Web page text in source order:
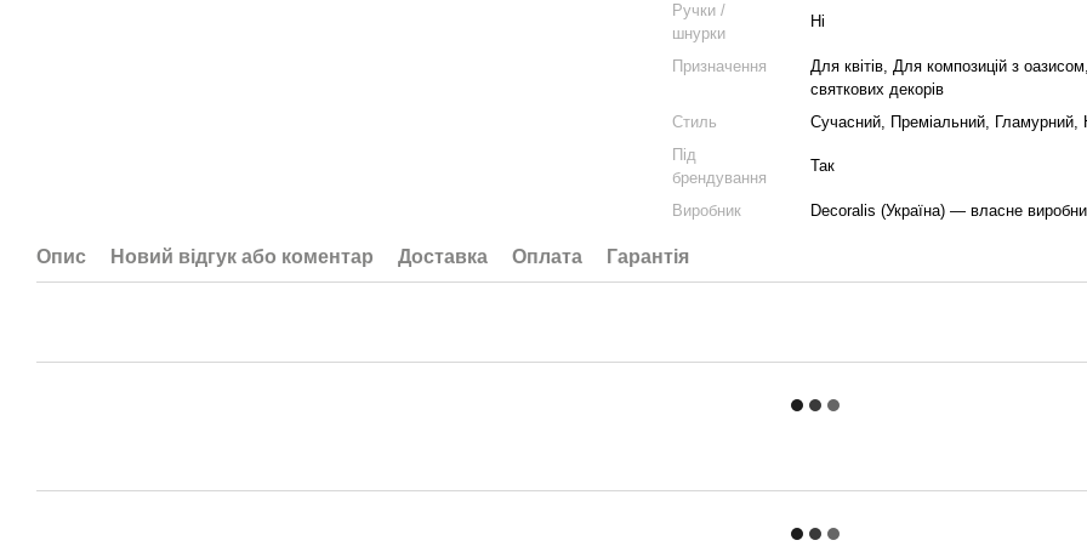
Ручки /
шнурки
Ні
Призначення
Для квітів, Для композицій з
святкових декорів
Стиль
Сучасний, Преміальний, Гламурний,
Під
брендування
Так
Виробник Decoralis (Україна) — власне
Опис Новий відгук або коментар Доставка Оплата Гарантія